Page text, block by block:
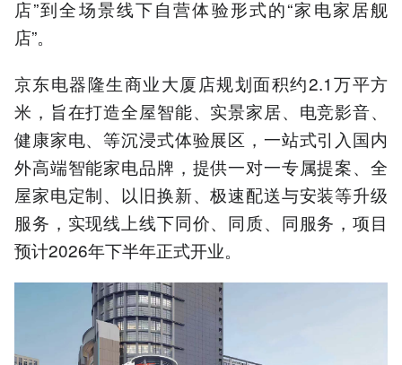
店”到全场景线下自营体验形式的“家电家居舰
店”。
京东电器隆生商业大厦店规划面积约2.1万平方
米，旨在打造全屋智能、实景家居、电竞影音、
健康家电、等沉浸式体验展区，一站式引入国内
外高端智能家电品牌，提供一对一专属提案、全
屋家电定制、以旧换新、极速配送与安装等升级
服务，实现线上线下同价、同质、同服务，项目
预计2026年下半年正式开业。